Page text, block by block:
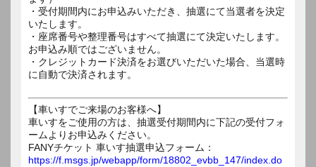
・受付期間内にお申込みいただき、抽選にて当選者を決定
いたします。
・座席番号や整理番号はすべて抽選にて決定いたします。
お申込み順ではございません。
・クレジットカード決済をお選びいただいた場合、当選時
に自動で決済されます。
【車いすでご来場のお客様へ】
車いすをご使用の方は、抽選受付期間内に下記の受付フォ
ームよりお申込みください。
FANYチケット 車いす抽選申込フォーム：
https://f.msgs.jp/webapp/form/18802_evbb_147/index.do